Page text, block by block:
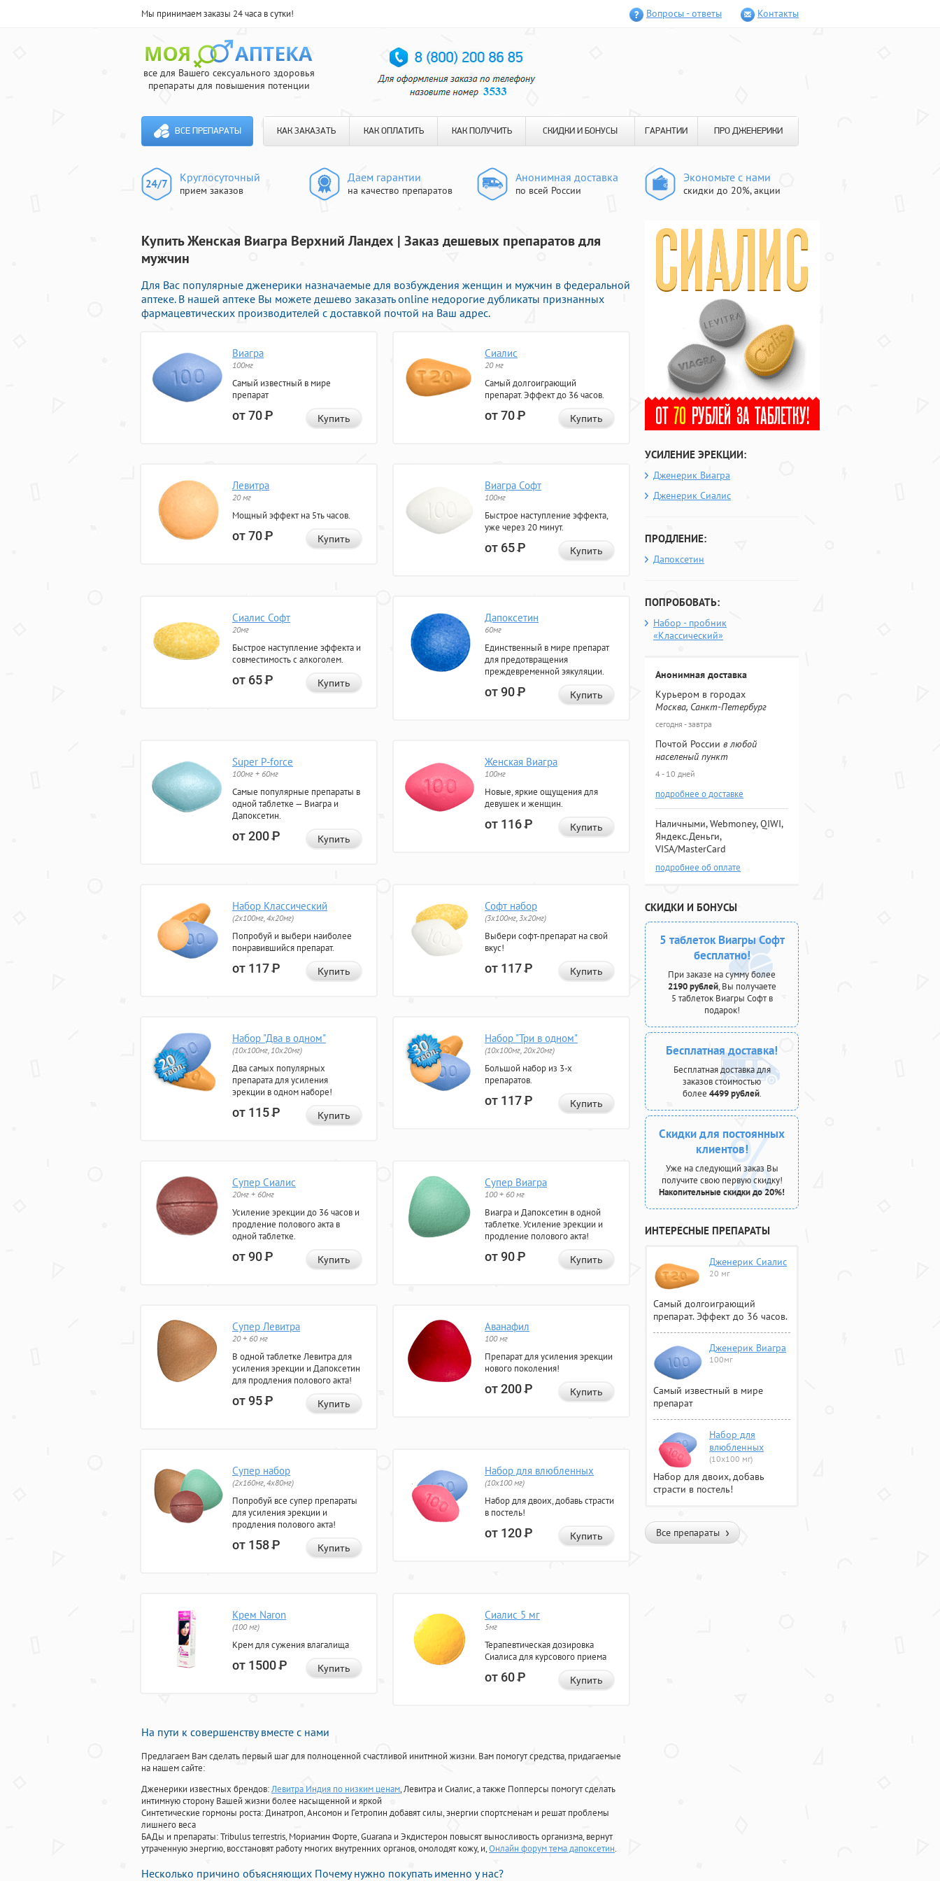
Мы принимаем заказы 24 часа в сутки! Вопросы - ответы Контакты
все для Вашего сексуального здоровья
препараты для повышения потенции
ВСЕ ПРЕПАРАТЫ КАК ЗАКАЗАТЬ КАК ОПЛАТИТЬ КАК ПОЛУЧИТЬ СКИДКИ И БОНУСЫ ГАРАНТИИ ПРО ДЖЕНЕРИКИ
Круглосуточный
прием заказов
Даем гарантии
на качество препаратов
Анонимная доставка
по всей России
Экономьте с нами
скидки до 20%, акции
Купить Женская Виагра Верхний Ландех | Заказ дешевых препаратов для
мужчин
Для Вас популярные дженерики назначаемые для возбуждения женщин и мужчин в федеральной
аптеке. В нашей аптеке Вы можете дешево заказать online недорогие дубликаты признанных
фармацевтических производителей с доставкой почтой на Ваш адрес.
Виагра
100мг
Самый известный в мире
препарат
от 70Р Купить
Сиалис
20 мг
Самый долгоиграющий
препарат. Эффект до 36 часов.
от 70Р Купить
Левитра
20 мг
Мощный эффект на 5ть часов.
от 70Р Купить
Виагра Софт
100мг
Быстрое наступление эффекта,
уже через 20 минут.
от 65Р Купить
Сиалис Софт
20мг
Быстрое наступление эффекта и
совместимость с алкоголем.
от 65Р Купить
Дапоксетин
60мг
Единственный в мире препарат
для предотвращения
преждевременной эякуляции.
от 90Р Купить
Super P-force
100мг + 60мг
Самые популярные препараты в
одной таблетке — Виагра и
Дапоксетин.
от 200Р Купить
Женская Виагра
100мг
Новые, яркие ощущения для
девушек и женщин.
от 116Р Купить
Набор Классический
(2x100мг, 4x20мг)
Попробуй и выбери наиболее
понравившийся препарат.
от 117Р Купить
Софт набор
(3x100мг, 3x20мг)
Выбери софт-препарат на свой
вкус!
от 117Р Купить
Набор "Два в одном"
(10x100мг, 10x20мг)
Два самых популярных
препарата для усиления
эрекции в одном наборе!
от 115Р Купить
Набор "Три в одном"
(10x100мг, 20x20мг)
Большой набор из 3-х
препаратов.
от 117Р Купить
Супер Сиалис
20мг + 60мг
Усиление эрекции до 36 часов и
продление полового акта в
одной таблетке.
от 90Р Купить
Супер Виагра
100 + 60 мг
Виагра и Дапоксетин в одной
таблетке. Усиление эрекции и
продление полового акта!
от 90Р Купить
Супер Левитра
20 + 60 мг
В одной таблетке Левитра для
усиления эрекции и Дапоксетин
для продления полового акта!
от 95Р Купить
Аванафил
100 мг
Препарат для усиления эрекции
нового поколения!
от 200Р Купить
Супер набор
(2х160мг, 4х80мг)
Попробуй все супер препараты
для усиления эрекции и
продления полового акта!
от 158Р Купить
Набор для влюбленных
(10х100 мг)
Набор для двоих, добавь страсти
в постель!
от 120Р Купить
Крем Naron
(100 мг)
Крем для сужения влагалища
от 1500Р Купить
Сиалис 5 мг
5мг
Терапевтическая дозировка
Сиалиса для курсового приема
от 60Р Купить
На пути к совершенству вместе с нами
Предлагаем Вам сделать первый шаг для полноценной счастливой инитмной жизни. Вам помогут средства, придагаемые
на нашем сайте:
Дженерики известных брендов:Левитра Индия по низким ценам, Левитра и Сиалис, а также Попперсы помогут сделать
интимную сторону Вашей жизни более насыщенной и яркой
Синтетические гормоны роста: Динатроп, Ансомон и Гетропин добавят силы, энергии спортсменам и решат проблемы
лишнего веса
БАДы и препараты:Tribulus terrestris, Мориамин Форте, Guarana и Экдистерон повысят выносливость организма, вернут
утраченную энергию, восстановят работу многих внутренних органов, омолодят кожу, и,Онлайн форум тема дапоксетин.
Несколько причино объясняющих Почему нужно покупать именно у нас?
УСИЛЕНИЕ ЭРЕКЦИИ:
Дженерик Виагра
Дженерик Сиалис
ПРОДЛЕНИЕ:
Дапоксетин
ПОПРОБОВАТЬ:
Набор - пробник
«Классический»
Анонимная доставка
Курьером в городах
Москва, Санкт-Петербург
сегодня - завтра
Почтой России в любой
населеный пункт
4 - 10 дней
подробнее о доставке
Наличными, Webmoney, QIWI,
Яндекс.Деньги,
VISA/MasterCard
подробнее об оплате
СКИДКИ И БОНУСЫ
5 таблеток Виагры Софт
бесплатно!
При заказе на сумму более
2190 рублей, Вы получаете
5 таблеток Виагры Софт в
подарок!
Бесплатная доставка!
Бесплатная доставка для
заказов стоимостью
более 4499 рублей.
Скидки для постоянных
клиентов!
Уже на следующий заказ Вы
получите свою первую скидку!
Накопительные скидки до 20%!
ИНТЕРЕСНЫЕ ПРЕПАРАТЫ
Дженерик Сиалис
20 мг
Самый долгоиграющий
препарат. Эффект до 36 часов.
Дженерик Виагра
100мг
Самый известный в мире
препарат
Набор для
влюбленных
(10х100 мг)
Набор для двоих, добавь
страсти в постель!
Все препараты